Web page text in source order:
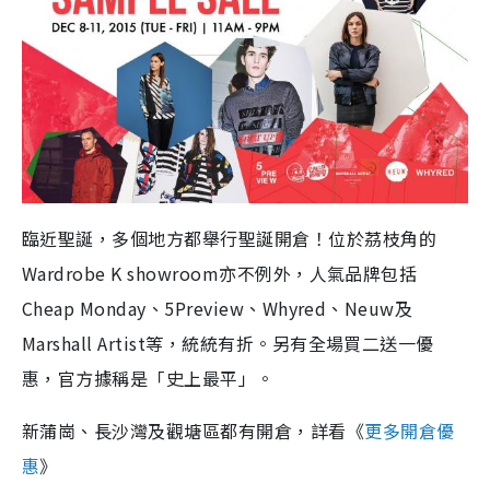
臨近聖誕，多個地方都舉行聖誕開倉！位於茘枝角的
Wardrobe K showroom亦不例外，人氣品牌包括
Cheap Monday、5Preview、Whyred、Neuw及
Marshall Artist等，統統有折。另有全場買二送一優
惠，官方據稱是「史上最平」。
新蒲崗、長沙灣及觀塘區都有開倉，詳看《更多開倉優
惠》